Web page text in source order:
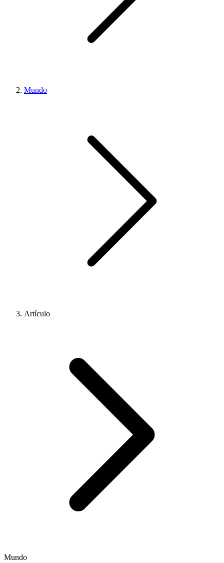
Mundo
Artículo
Mundo